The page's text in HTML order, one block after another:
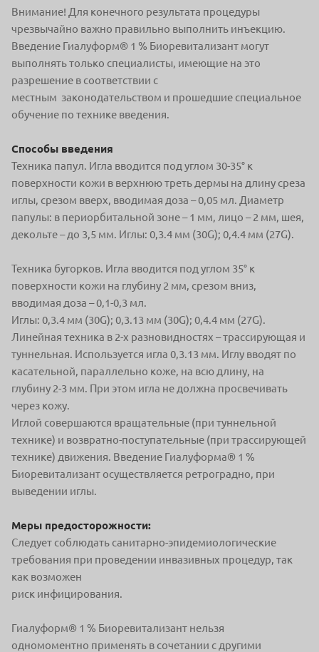
Внимание! Для конечного результата процедуры
чрезвычайно важно правильно выполнить инъекцию.
Введение Гиалуформ® 1 % Биоревитализант могут
выполнять только специалисты, имеющие на это
разрешение в соответствии с
местным законодательством и прошедшие специальное
обучение по технике введения.
Способы введения
Техника папул. Игла вводится под углом 30-35° к
поверхности кожи в верхнюю треть дермы на длину среза
иглы, срезом вверх, вводимая доза – 0,05 мл. Диаметр
папулы: в периорбитальной зоне – 1 мм, лицо – 2 мм, шея,
декольте – до 3,5 мм. Иглы: 0,3.4 мм (30G); 0,4.4 мм (27G).
Техника бугорков. Игла вводится под углом 35° к
поверхности кожи на глубину 2 мм, срезом вниз,
вводимая доза – 0,1-0,3 мл.
Иглы: 0,3.4 мм (30G); 0,3.13 мм (30G); 0,4.4 мм (27G).
Линейная техника в 2-х разновидностях – трассирующая и
туннельная. Используется игла 0,3.13 мм. Иглу вводят по
касательной, параллельно коже, на всю длину, на
глубину 2-3 мм. При этом игла не должна просвечивать
через кожу.
Иглой совершаются вращательные (при туннельной
технике) и возвратно-поступательные (при трассирующей
технике) движения. Введение Гиалуформа® 1 %
Биоревитализант осуществляется ретроградно, при
выведении иглы.
Меры предосторожности:
Следует соблюдать санитарно-эпидемиологические
требования при проведении инвазивных процедур, так
как возможен
риск инфицирования.
Гиалуформ® 1 % Биоревитализант нельзя
одномоментно применять в сочетании с другими